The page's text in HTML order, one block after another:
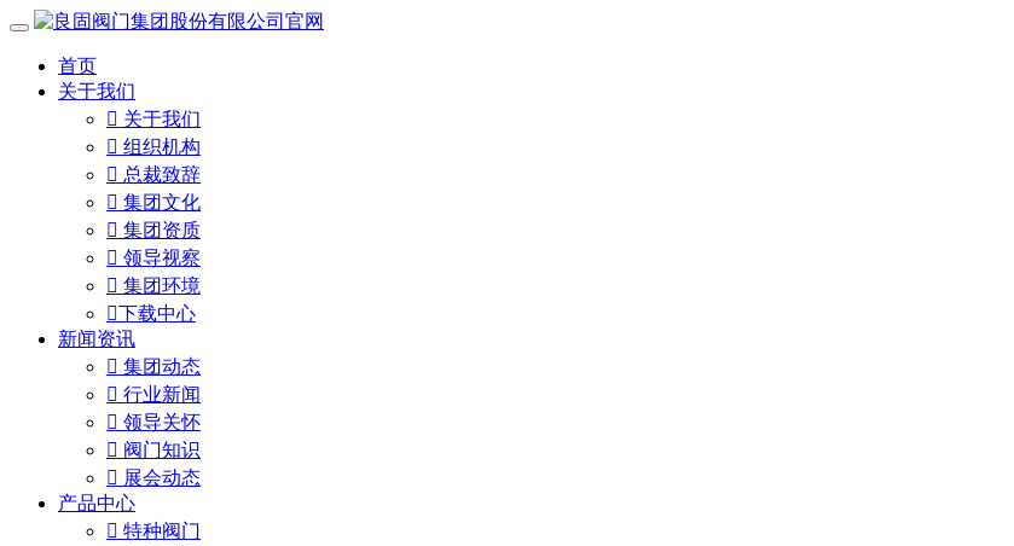
首页
关于我们
 关于我们
 组织机构
 总裁致辞
 集团文化
 集团资质
 领导视察
 集团环境
下载中心
新闻资讯
 集团动态
 行业新闻
 领导关怀
 阀门知识
 展会动态
产品中心
 特种阀门